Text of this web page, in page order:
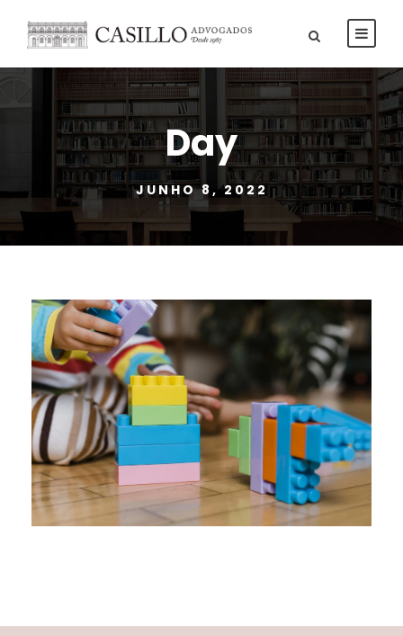
Day
JUNHO 8, 2022
8 DE JUNHO DE 2022
NÃO CATEGORIZADO